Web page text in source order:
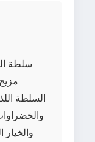
سلطة
السلطة
والخيار